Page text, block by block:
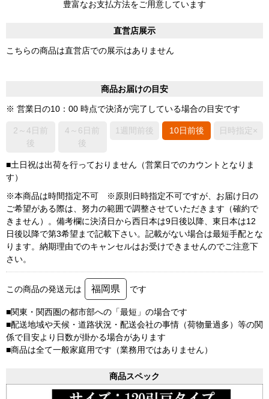
豊富なお支払方法をご用意しています
直営店展示
こちらの商品は直営店での展示はありません
商品お届けの目安
※ 営業日の10：00 時点で決済が完了している場合の目安です
2～4日前
後
4～6日前
後
1週間前後 10日前後 日時指定×
■土日祝は出荷を行っておりません（営業日でのカウントとなりま
す）
※本商品は時間指定不可 ※原則日時指定不可ですが、お届け日の
ご希望がある際は、努力の範囲で調整させていただきます（確約で
きません）。備考欄に決済日から西日本は9日後以降、東日本は12
日後以降で第3希望まで記載下さい。記載がない場合は最短手配とな
ります。納期理由でのキャンセルはお受けできませんのでご注意下
さい。
この商品の発送元は 福岡県 です
■関東・関西圏の都市部への「最短」の場合です
■配送地域や天候・道路状況・配送会社の事情（荷物量過多）等の関
係で目安より日数が掛かる場合があります
■商品は全て一般家庭用です（業務用ではありません）
商品スペック